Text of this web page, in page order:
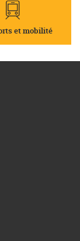
et mobilité